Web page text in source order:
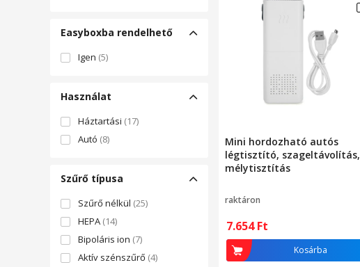
Easyboxba rendelhető
Igen (5)
Használat
Háztartási (17)
Autó (8)
Szűrő típusa
Szűrő nélkül (25)
HEPA (14)
Bipoláris ion (7)
Aktív szénszűrő (4)
Mini hordozható autós
légtisztító, szageltávolítás,
mélytisztítás
raktáron
7.654Ft
Kosárba